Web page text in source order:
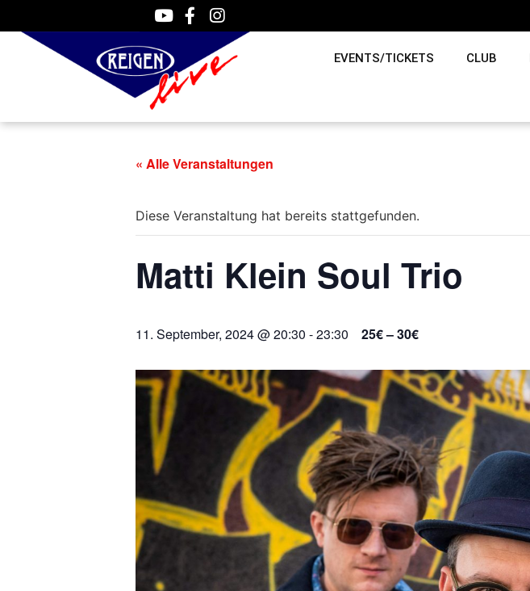
EVENTS/TICKETS CLUB
« Alle Veranstaltungen
Diese Veranstaltung hat bereits stattgefunden.
Matti Klein Soul Trio
11. September, 2024 @ 20:30 -23:30 25€ – 30€